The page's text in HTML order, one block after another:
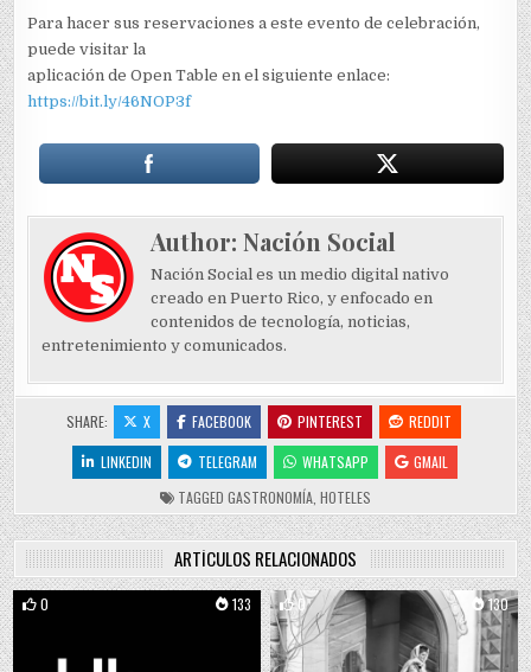
Para hacer sus reservaciones a este evento de celebración,
puede visitar la
aplicación de Open Table en el siguiente enlace:
https://bit.ly/46NOP3f
Author:Nación Social
Nación Social es un medio digital nativo
creado en Puerto Rico, y enfocado en
contenidos de tecnología, noticias,
entretenimiento y comunicados.
SHARE: X FACEBOOK PINTEREST
REDDIT
LINKEDIN
TELEGRAM WHATSAPP
GMAIL
TAGGED GASTRONOMÍA HOTELES
ARTÍCULOS RELACIONADOS
0 133 0 130